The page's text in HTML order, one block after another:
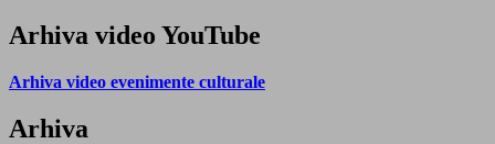
Arhiva video YouTube
Arhiva video evenimente culturale
Arhiva